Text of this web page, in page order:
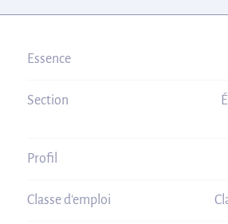
Essence
Section
Profil
Classe d'emploi